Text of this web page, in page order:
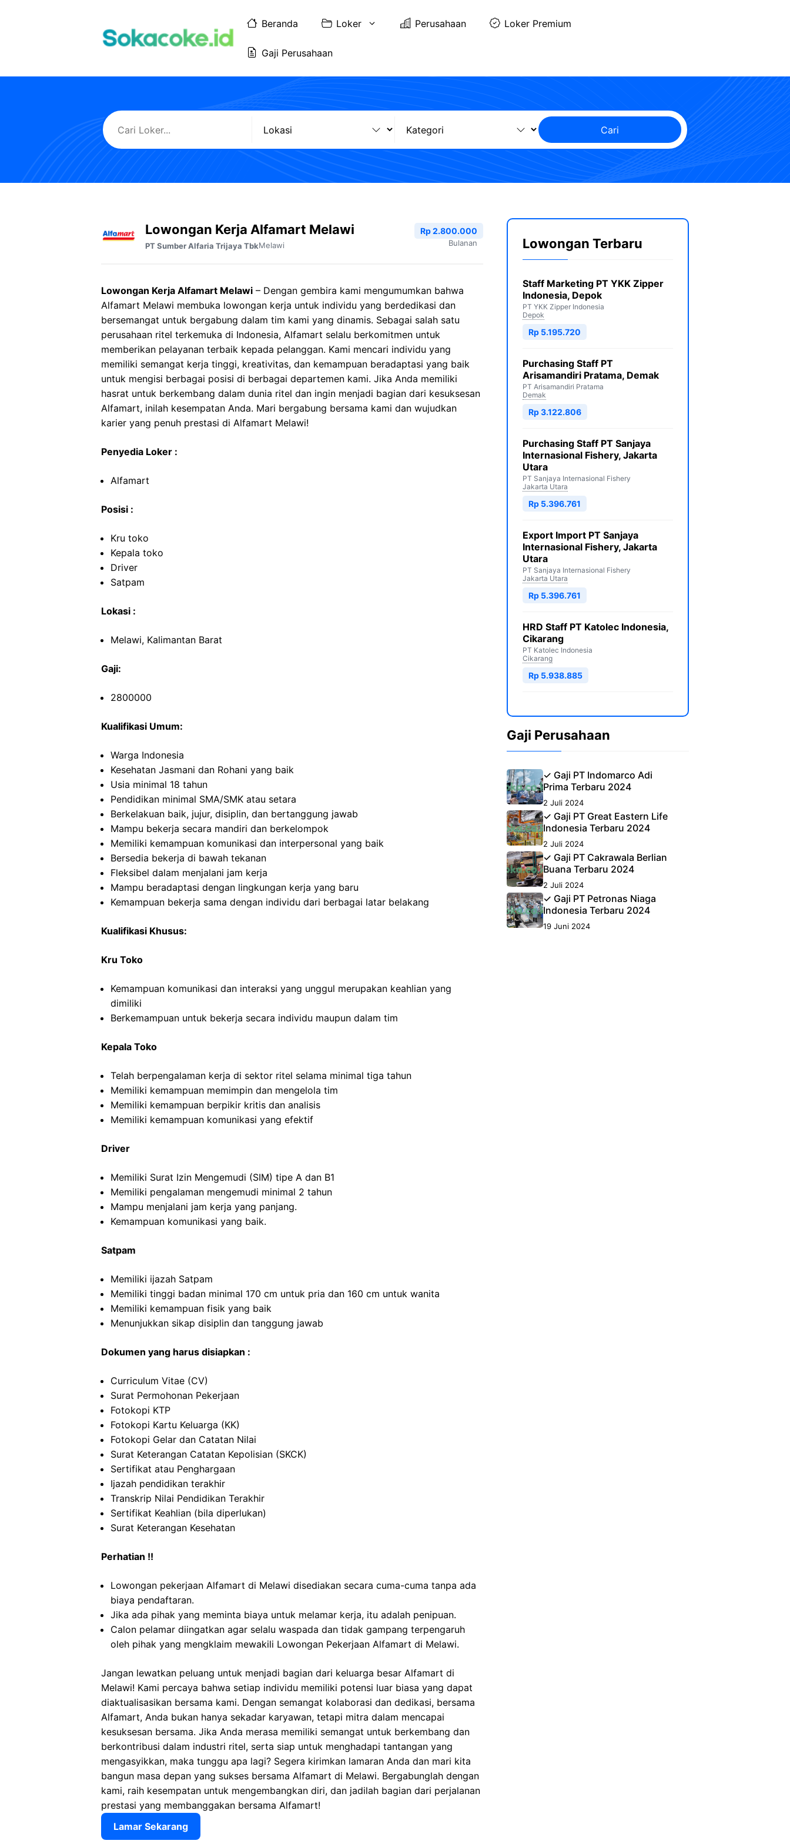
Beranda Loker Perusahaan Loker Premium
Gaji Perusahaan
Cari
Lowongan Kerja Alfamart Melawi
PT Sumber Alfaria Trijaya TbkMelawi
Rp 2.800.000
Bulanan
Lowongan Kerja Alfamart Melawi – Dengan gembira kami mengumumkan bahwa
Alfamart Melawi membuka lowongan kerja untuk individu yang berdedikasi dan
bersemangat untuk bergabung dalam tim kami yang dinamis. Sebagai salah satu
perusahaan ritel terkemuka di Indonesia, Alfamart selalu berkomitmen untuk
memberikan pelayanan terbaik kepada pelanggan. Kami mencari individu yang
memiliki semangat kerja tinggi, kreativitas, dan kemampuan beradaptasi yang baik
untuk mengisi berbagai posisi di berbagai departemen kami. Jika Anda memiliki
hasrat untuk berkembang dalam dunia ritel dan ingin menjadi bagian dari kesuksesan
Alfamart, inilah kesempatan Anda. Mari bergabung bersama kami dan wujudkan
karier yang penuh prestasi di Alfamart Melawi!
Penyedia Loker :
Alfamart
Posisi :
Kru toko
Kepala toko
Driver
Satpam
Lokasi :
Melawi, Kalimantan Barat
Gaji:
2800000
Kualifikasi Umum:
Warga Indonesia
Kesehatan Jasmani dan Rohani yang baik
Usia minimal 18 tahun
Pendidikan minimal SMA/SMK atau setara
Berkelakuan baik, jujur, disiplin, dan bertanggung jawab
Mampu bekerja secara mandiri dan berkelompok
Memiliki kemampuan komunikasi dan interpersonal yang baik
Bersedia bekerja di bawah tekanan
Fleksibel dalam menjalani jam kerja
Mampu beradaptasi dengan lingkungan kerja yang baru
Kemampuan bekerja sama dengan individu dari berbagai latar belakang
Kualifikasi Khusus:
Kru Toko
Kemampuan komunikasi dan interaksi yang unggul merupakan keahlian yang
dimiliki
Berkemampuan untuk bekerja secara individu maupun dalam tim
Kepala Toko
Telah berpengalaman kerja di sektor ritel selama minimal tiga tahun
Memiliki kemampuan memimpin dan mengelola tim
Memiliki kemampuan berpikir kritis dan analisis
Memiliki kemampuan komunikasi yang efektif
Driver
Memiliki Surat Izin Mengemudi (SIM) tipe A dan B1
Memiliki pengalaman mengemudi minimal 2 tahun
Mampu menjalani jam kerja yang panjang.
Kemampuan komunikasi yang baik.
Satpam
Memiliki ijazah Satpam
Memiliki tinggi badan minimal 170 cm untuk pria dan 160 cm untuk wanita
Memiliki kemampuan fisik yang baik
Menunjukkan sikap disiplin dan tanggung jawab
Dokumen yang harus disiapkan :
Curriculum Vitae (CV)
Surat Permohonan Pekerjaan
Fotokopi KTP
Fotokopi Kartu Keluarga (KK)
Fotokopi Gelar dan Catatan Nilai
Surat Keterangan Catatan Kepolisian (SKCK)
Sertifikat atau Penghargaan
Ijazah pendidikan terakhir
Transkrip Nilai Pendidikan Terakhir
Sertifikat Keahlian (bila diperlukan)
Surat Keterangan Kesehatan
Perhatian !!
Lowongan pekerjaan Alfamart di Melawi disediakan secara cuma-cuma tanpa ada
biaya pendaftaran.
Jika ada pihak yang meminta biaya untuk melamar kerja, itu adalah penipuan.
Calon pelamar diingatkan agar selalu waspada dan tidak gampang terpengaruh
oleh pihak yang mengklaim mewakili Lowongan Pekerjaan Alfamart di Melawi.
Jangan lewatkan peluang untuk menjadi bagian dari keluarga besar Alfamart di
Melawi! Kami percaya bahwa setiap individu memiliki potensi luar biasa yang dapat
diaktualisasikan bersama kami. Dengan semangat kolaborasi dan dedikasi, bersama
Alfamart, Anda bukan hanya sekadar karyawan, tetapi mitra dalam mencapai
kesuksesan bersama. Jika Anda merasa memiliki semangat untuk berkembang dan
berkontribusi dalam industri ritel, serta siap untuk menghadapi tantangan yang
mengasyikkan, maka tunggu apa lagi? Segera kirimkan lamaran Anda dan mari kita
bangun masa depan yang sukses bersama Alfamart di Melawi. Bergabunglah dengan
kami, raih kesempatan untuk mengembangkan diri, dan jadilah bagian dari perjalanan
prestasi yang membanggakan bersama Alfamart!
Lamar Sekarang
Lowongan Terbaru
Staff Marketing PT YKK Zipper
Indonesia, Depok
PT YKK Zipper Indonesia
Depok
Rp 5.195.720
Purchasing Staff PT
Arisamandiri Pratama, Demak
PT Arisamandiri Pratama
Demak
Rp 3.122.806
Purchasing Staff PT Sanjaya
Internasional Fishery, Jakarta
Utara
PT Sanjaya Internasional Fishery
Jakarta Utara
Rp 5.396.761
Export Import PT Sanjaya
Internasional Fishery, Jakarta
Utara
PT Sanjaya Internasional Fishery
Jakarta Utara
Rp 5.396.761
HRD Staff PT Katolec Indonesia,
Cikarang
PT Katolec Indonesia
Cikarang
Rp 5.938.885
Gaji Perusahaan
✓ Gaji PT Indomarco Adi
Prima Terbaru 2024
2 Juli 2024
✓ Gaji PT Great Eastern Life
Indonesia Terbaru 2024
2 Juli 2024
✓ Gaji PT Cakrawala Berlian
Buana Terbaru 2024
2 Juli 2024
✓ Gaji PT Petronas Niaga
Indonesia Terbaru 2024
19 Juni 2024